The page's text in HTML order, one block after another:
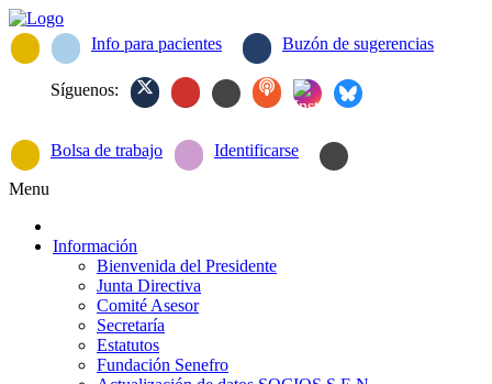
Info para pacientes Buzón de sugerencias
Síguenos:
Bolsa de trabajo Identificarse
Menu
Información
Bienvenida del Presidente
Junta Directiva
Comité Asesor
Secretaría
Estatutos
Fundación Senefro